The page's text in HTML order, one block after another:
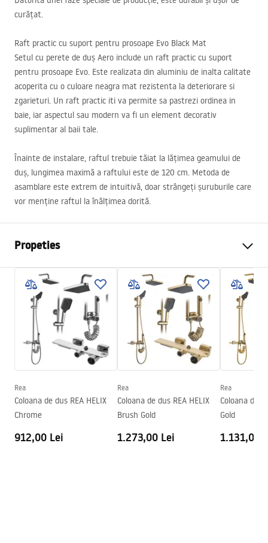
curățat.
Raft practic cu suport pentru prosoape Evo Black Mat
Setul cu perete de duș Aero include un raft practic cu suport
pentru prosoape Evo. Este realizata din aluminiu de inalta calitate
acoperita cu o culoare neagra mat rezistenta la deteriorare si
zgarieturi. Un raft practic iti va permite sa pastrezi ordinea in
baie, iar aspectul sau modern va fi un element decorativ
suplimentar al baii tale.
Înainte de instalare, raftul trebuie tăiat la lățimea geamului de
duș, lungimea maximă a raftului este de 120 cm. Metoda de
asamblare este extrem de intuitivă, doar strângeți șuruburile care
vor menține raftul la înălțimea dorită.
Propeties
Dimensiune (usa x perete)
110
Culoare
Negru
Tip cabina
Walk-in
Culoare sticla
Transparent 8mm
Seria
Aero
Inaltime (mm)
1950mm
Directie cabina
Garantie
24 luni
Rea
Coloana de dus REA HELIX
Chrome
912,00 Lei
Rea
Coloana de dus REA HELIX
Brush Gold
1.273,00 Lei
Rea
Coloana de
Gold
1.131,00